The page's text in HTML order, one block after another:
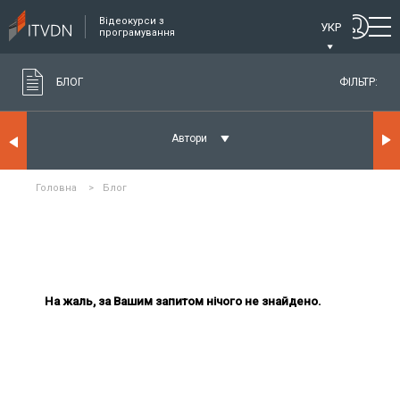
Відеокурси з
програмування
УКР
БЛОГ ФІЛЬТР:
Автори
Головна > Блог
На жаль, за Вашим запитом нічого не знайдено.